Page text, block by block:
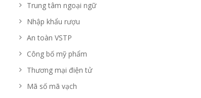
Trung tâm ngoại ngữ
Nhập khẩu rượu
An toàn VSTP
Công bố mỹ phẩm
Thương mại điện tử
Mã số mã vạch